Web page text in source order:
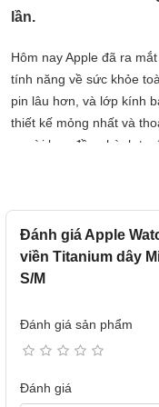
lần.
Hôm nay Apple đã ra
tính năng về sức khỏe
pin lâu hơn, và lớp kính
thiết kế mỏng nhất và
người bạn đồng hành
cho người dùng với
giấc ngủ với điểm số
mạnh mẽ có trong thiết
màn hình Ion-X chống
cả ngày lẫn đêm đã trở
hành watchOS 26 mang
Workout Buddy được hỗ
tay, các mặt đồng hồ
cũng như màu đen
Đánh giá Apple
viền Titanium dây
S/M
Đánh giá sản phẩm
Đánh giá